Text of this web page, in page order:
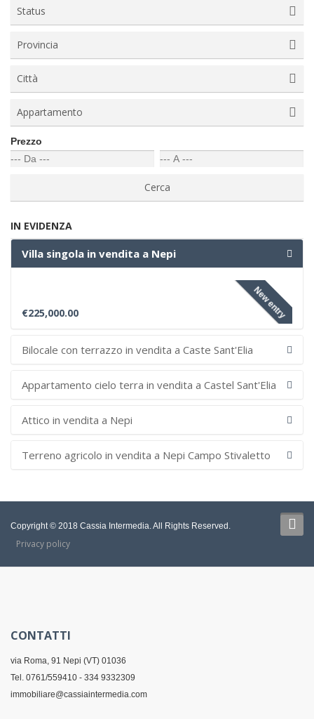
Status
Provincia
Città
Appartamento
Prezzo
IN EVIDENZA
Villa singola in vendita a Nepi
New entry
€225,000.00
Bilocale con terrazzo in vendita a Caste Sant'Elia
Appartamento cielo terra in vendita a Castel Sant'Elia
Attico in vendita a Nepi
Terreno agricolo in vendita a Nepi Campo Stivaletto
Copyright © 2018 Cassia Intermedia. All Rights Reserved.
Privacy policy
CONTATTI
via Roma, 91 Nepi (VT) 01036
Tel. 0761/559410 - 334 9332309
immobiliare@cassiaintermedia.com